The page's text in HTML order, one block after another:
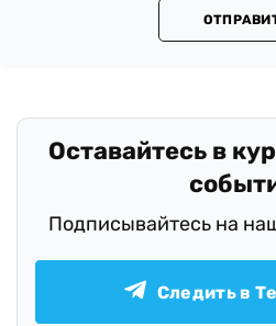
Оставайтесь в
Подписывайтесь на
Следить в